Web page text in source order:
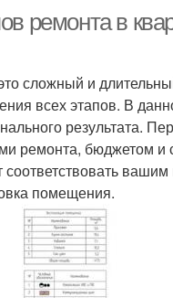
ремонта в
сложный и
всех этапов. В
результата.
ремонта, бюджетом
соответствовать
помещения.